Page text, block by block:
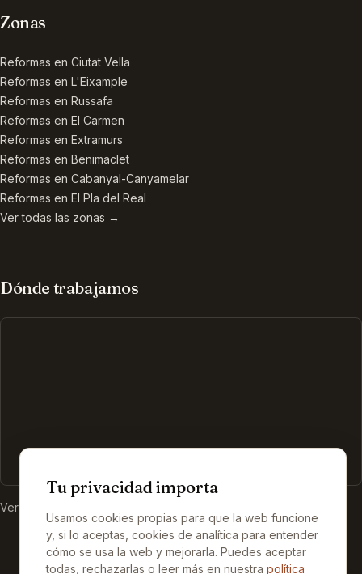
Zonas
Reformas en Ciutat Vella
Reformas en L'Eixample
Reformas en Russafa
Reformas en El Carmen
Reformas en Extramurs
Reformas en Benimaclet
Reformas en Cabanyal-Canyamelar
Reformas en El Pla del Real
Ver todas las zonas →
Dónde trabajamos
Ver nuestra ficha en Google →
Tu privacidad importa
Usamos cookies propias para que la web funcione
y, si lo aceptas, cookies de analítica para entender
cómo se usa la web y mejorarla. Puedes aceptar
todas, rechazarlas o leer más en nuestra política